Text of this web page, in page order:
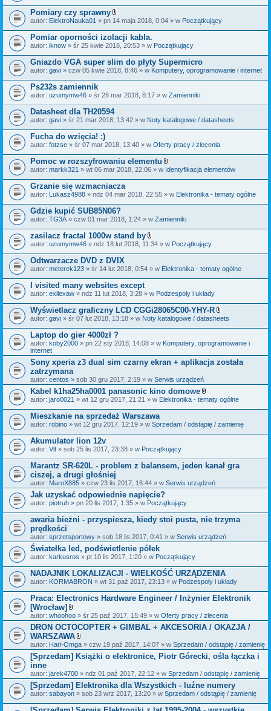
ł
c
z
i
k
i
Pomiary czy sprawny
Z
ł
ą
c
z
n
i
autor: ElektroNauka01 » pn 14 maja 2018, 0:04 » w Początkujący
Pomiar oporności izolacji kabla.
autor: iknow » śr 25 kwie 2018, 20:53 » w Początkujący
Gniazdo VGA super slim do płyty Supermicro
autor: gavi » czw 05 kwie 2018, 8:46 » w Komputery, oprogramowanie i internet
Ps232s zamiennik
autor: uzumymw46 » śr 28 mar 2018, 8:17 » w Zamienniki
Datasheet dla TH20594
autor: gavi » śr 21 mar 2018, 13:42 » w Noty katalogowe / datasheets
Fucha do wzięcia! :)
autor: fotzse » śr 07 mar 2018, 13:40 » w Oferty pracy / zlecenia
Pomoc w rozszyfrowaniu elementu
Z
ł
c
z
i
autor: markk321 » wt 06 mar 2018, 22:06 » w Identyfikacja elementów
Grzanie się wzmacniacza
autor: Lukasz4988 » ndz 04 mar 2018, 22:55 » w Elektronika - tematy ogólne
Gdzie kupić SUB85N06?
autor: TG3A » czw 01 mar 2018, 1:24 » w Zamienniki
zasilacz fractal 1000w stand by
Z
ł
c
z
i
i
autor: uzumymw46 » ndz 18 lut 2018, 11:34 » w Początkujący
Odtwarzacze DVD z DVIX
autor: meterek123 » śr 14 lut 2018, 0:54 » w Elektronika - tematy ogólne
I visited many websites except
autor: exilexaw » ndz 11 lut 2018, 3:28 » w Podzespoły i układy
Wyświetlacz graficzny LCD CGGi28065C00-YHY-R
Z
ł
c
n
i
autor: gavi » śr 07 lut 2018, 13:18 » w Noty katalogowe / datasheets
Laptop do gier 4000zł ?
autor: koby2000 » pn 22 sty 2018, 14:08 » w Komputery, oprogramowanie i
internet
Sony xperia z3 dual sim czarny ekran + aplikacja została
zatrzymana
autor: centos » sob 30 gru 2017, 2:19 » w Serwis urządzeń
Kabel k1ha25ha0001 panasonic kino domowe
Z
ł
c
z
i
autor: jaro0021 » wt 12 gru 2017, 21:21 » w Elektronika - tematy ogólne
Mieszkanie na sprzedaż Warszawa
autor: robino » wt 12 gru 2017, 12:19 » w Sprzedam / odstąpię / zamienię
Akumulator lion 12v
autor: Vlt » sob 25 lis 2017, 23:38 » w Początkujący
Marantz SR-620L - problem z balansem, jeden kanał gra
ciszej, a drugi głośniej
autor: MaroX885 » czw 23 lis 2017, 16:44 » w Serwis urządzeń
Jak uzyskać odpowiednie napięcie?
autor: piotruh » pn 20 lis 2017, 1:35 » w Początkujący
awaria bieżni - przyspiesza, kiedy stoi pusta, nie trzyma
prędkości
autor: sprzetsportowy » sob 18 lis 2017, 0:41 » w Serwis urządzeń
Światełka led, podświetlenie półek
autor: karkusros » pt 10 lis 2017, 1:20 » w Początkujący
NADAJNIK LOKALIZACJI - WIELKOŚĆ URZĄDZENIA
autor: KORMABRON » wt 31 paź 2017, 23:13 » w Podzespoły i układy
Praca: Electronics Hardware Engineer / Inżynier Elektronik
[Wrocław]
Z
a
ł
ą
c
z
k
i
autor: whoohoo » śr 25 paź 2017, 15:49 » w Oferty pracy / zlecenia
DRON OCTOCOPTER + GIMBAL + AKCESORIA / OKAZJA /
WARSZAWA
Z
a
ł
c
z
n
i
i
autor: Hari-Omga » czw 19 paź 2017, 14:07 » w Sprzedam / odstąpię / zamienię
[Sprzedam] Książki o elektronice, Piotr Górecki, ośla łączka i
inne
autor: jarek4700 » ndz 01 paź 2017, 22:12 » w Sprzedam / odstąpię / zamienię
[Sprzedam] Elektronika dla Wszystkich - luźne numery
autor: sabayon » sob 23 wrz 2017, 13:20 » w Sprzedam / odstąpię / zamienię